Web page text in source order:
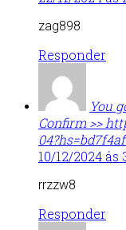
zag898
Responder
You
Confirm >>
10/12/2024 ás
rrzzw8
Responder